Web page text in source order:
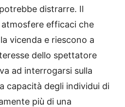
distrarre. Il
efficaci che
vicenda e riescono a
dello spettatore
ad interrogarsi sulla
capacità degli individui di
più di una